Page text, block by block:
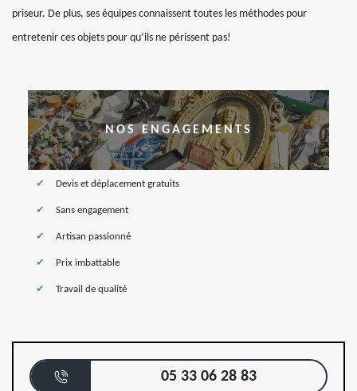
priseur. De plus, ses équipes connaissent toutes les méthodes pour
entretenir ces objets pour qu’ils ne périssent pas!
NOS ENGAGEMENTS
Devis et déplacement gratuits
Sans engagement
Artisan passionné
Prix imbattable
Travail de qualité
05 33 06 28 83